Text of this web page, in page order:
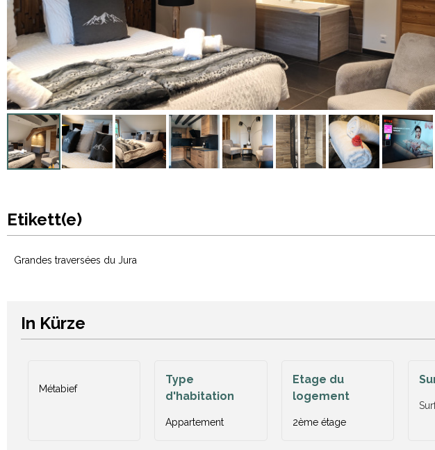
Etikett(e)
Grandes traversées du Jura
In Kürze
Métabief
Type
d'habitation
Appartement
Etage du
logement
2ème étage